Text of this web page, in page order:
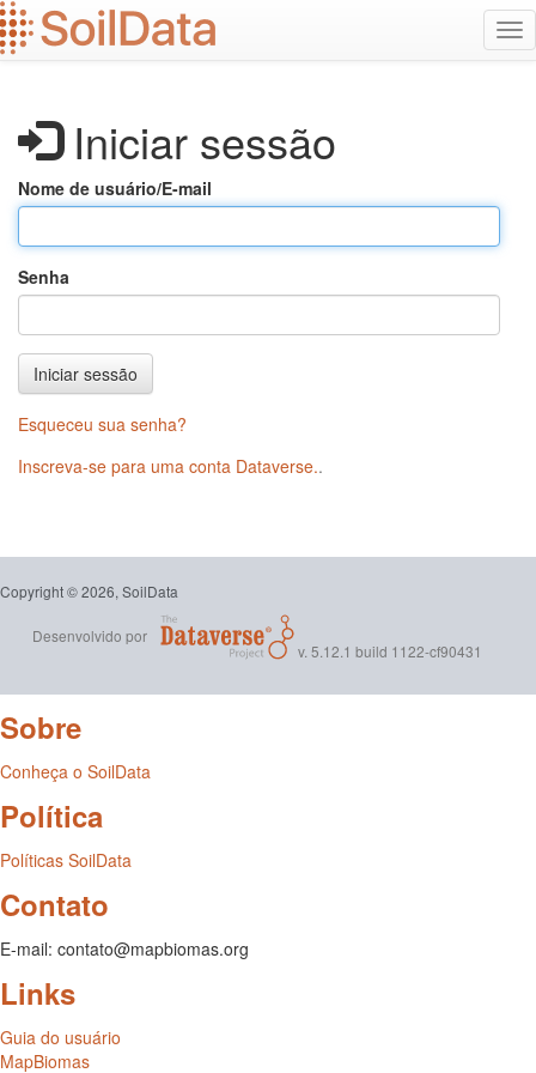
Ir
para
o
Iniciar sessão
Nome de usuário/E-mail
Senha
Iniciar sessão
Esqueceu sua senha?
Inscreva-se para uma conta Dataverse..
Copyright © 2026, SoilData
Desenvolvido por
v. 5.12.1 build 1122-cf90431
Sobre
Conheça o SoilData
Política
Políticas SoilData
Contato
E-mail: contato@mapbiomas.org
Links
Guia do usuário
MapBiomas